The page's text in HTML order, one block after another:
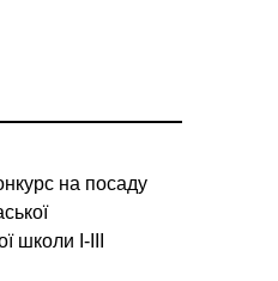
на посаду
школи І-ІІІ